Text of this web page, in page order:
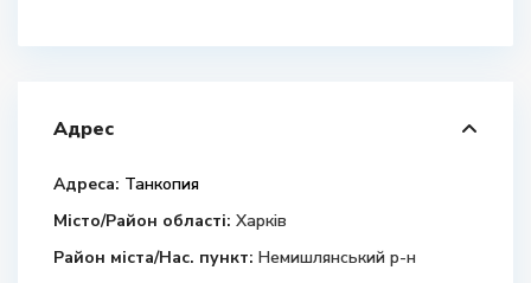
Адрес
Адреса: Танкопия
Місто/Район області: Харків
Район міста/Нас. пункт: Немишлянський р-н